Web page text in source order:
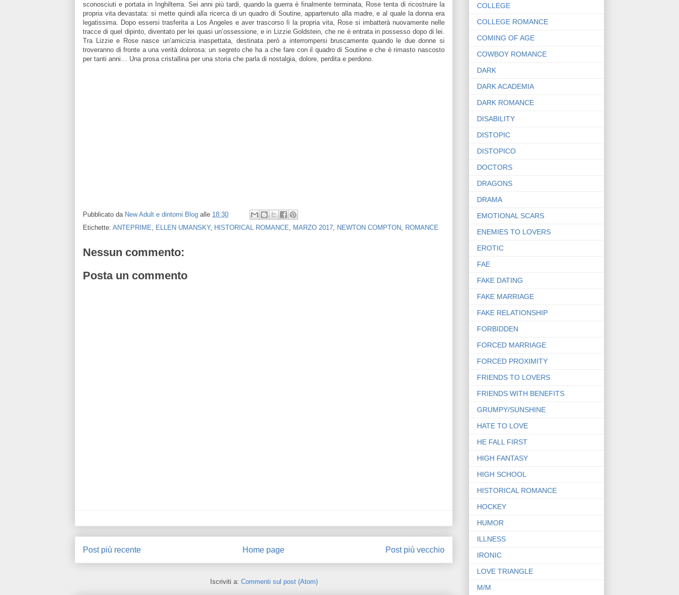
sconosciuti e portata in Inghilterra. Sei anni più tardi, quando la guerra è finalmente terminata, Rose tenta di ricostruire la
propria vita devastata: si mette quindi alla ricerca di un quadro di Soutine, appartenuto alla madre, e al quale la donna era
legatissima. Dopo essersi trasferita a Los Angeles e aver trascorso lì la propria vita, Rose si imbatterà nuovamente nelle
tracce di quel dipinto, diventato per lei quasi un’ossessione, e in Lizzie Goldstein, che ne è entrata in possesso dopo di lei.
Tra Lizzie e Rose nasce un’amicizia inaspettata, destinata però a interrompersi bruscamente quando le due donne si
troveranno di fronte a una verità dolorosa: un segreto che ha a che fare con il quadro di Soutine e che è rimasto nascosto
per tanti anni… Una prosa cristallina per una storia che parla di nostalgia, dolore, perdita e perdono.
Pubblicato da New Adult e dintorni Blog alle 18:30
Etichette: ANTEPRIME, ELLEN UMANSKY, HISTORICAL ROMANCE, MARZO 2017, NEWTON COMPTON, ROMANCE
Nessun commento:
Posta un commento
Post più recente Post più vecchio
Home page
Iscriviti a: Commenti sul post (Atom)
COLLEGE
COLLEGE ROMANCE
COMING OF AGE
COWBOY ROMANCE
DARK
DARK ACADEMIA
DARK ROMANCE
DISABILITY
DISTOPIC
DISTOPICO
DOCTORS
DRAGONS
DRAMA
EMOTIONAL SCARS
ENEMIES TO LOVERS
EROTIC
FAE
FAKE DATING
FAKE MARRIAGE
FAKE RELATIONSHIP
FORBIDDEN
FORCED MARRIAGE
FORCED PROXIMITY
FRIENDS TO LOVERS
FRIENDS WITH BENEFITS
GRUMPY/SUNSHINE
HATE TO LOVE
HE FALL FIRST
HIGH FANTASY
HIGH SCHOOL
HISTORICAL ROMANCE
HOCKEY
HUMOR
ILLNESS
IRONIC
LOVE TRIANGLE
M/M